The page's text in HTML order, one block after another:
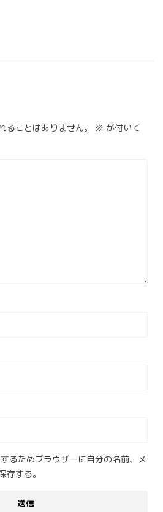
ることはありません。 ※ が付いて
るためブラウザーに自分の名前、メ
存する。